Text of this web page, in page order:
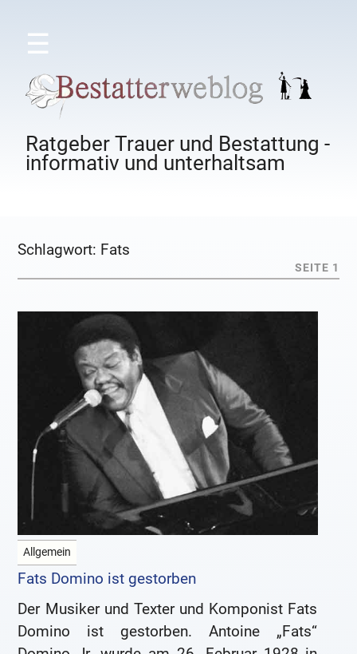
☰
Ratgeber Trauer und Bestattung -
informativ und unterhaltsam
Schlagwort: Fats
SEITE 1
Allgemein
Fats Domino ist gestorben
Der Musiker und Texter und Komponist Fats
Domino ist gestorben. Antoine „Fats“